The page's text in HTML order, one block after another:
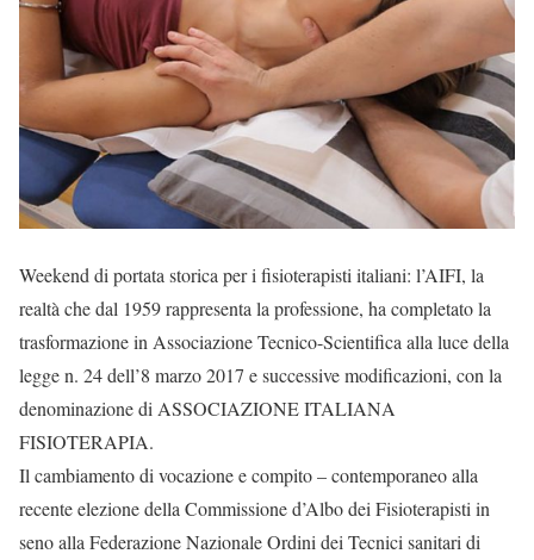
Weekend di portata storica per i fisioterapisti italiani: l’AIFI, la
realtà che dal 1959 rappresenta la professione, ha completato la
trasformazione in Associazione Tecnico-Scientifica alla luce della
legge n. 24 dell’8 marzo 2017 e successive modificazioni, con la
denominazione di ASSOCIAZIONE ITALIANA
FISIOTERAPIA.
Il cambiamento di vocazione e compito – contemporaneo alla
recente elezione della Commissione d’Albo dei Fisioterapisti in
seno alla Federazione Nazionale Ordini dei Tecnici sanitari di